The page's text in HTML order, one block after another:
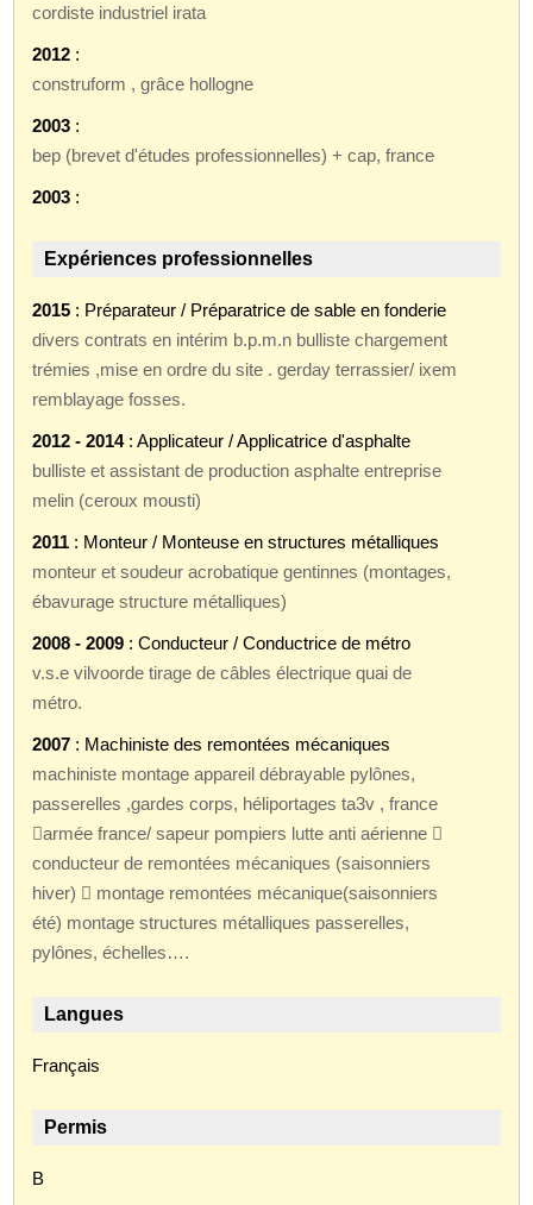
cordiste industriel irata
2012 :
construform , grâce hollogne
2003 :
bep (brevet d'études professionnelles) + cap, france
2003 :
Expériences professionnelles
2015 : Préparateur / Préparatrice de sable en fonderie
divers contrats en intérim b.p.m.n bulliste chargement
trémies ,mise en ordre du site . gerday terrassier/ ixem
remblayage fosses.
2012 - 2014: Applicateur / Applicatrice d'asphalte
bulliste et assistant de production asphalte entreprise
melin (ceroux mousti)
2011 : Monteur / Monteuse en structures métalliques
monteur et soudeur acrobatique gentinnes (montages,
ébavurage structure métalliques)
2008 - 2009 : Conducteur / Conductrice de métro
v.s.e vilvoorde tirage de câbles électrique quai de
métro.
2007 : Machiniste des remontées mécaniques
machiniste montage appareil débrayable pylônes,
passerelles ,gardes corps, héliportages ta3v , france
armée france/ sapeur pompiers lutte anti aérienne 
conducteur de remontées mécaniques (saisonniers
hiver)  montage remontées mécanique(saisonniers
été) montage structures métalliques passerelles,
pylônes, échelles….
Langues
Français
Permis
B